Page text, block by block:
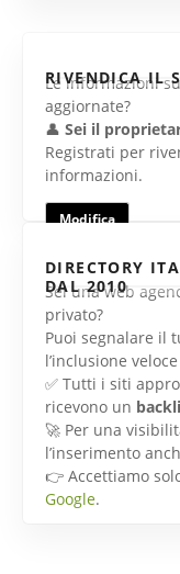
RIVENDICA IL
Le informazioni
aggiornate?
👤 Sei il
Registrati per
informazioni.
Modifica
DIRECTORY
DAL 2010
Sei una web
privato?
Puoi segnalare il
l’inclusione
✅ Tutti i siti
ricevono un
🚀 Per una
l’inserimento
👉 Accettiamo
Google.